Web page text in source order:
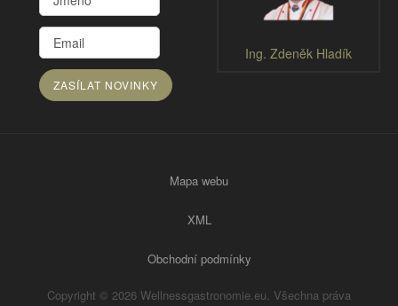
Ing. Zdeněk Hladík
Mapa webu
XML
Obchodní podmínky
Copyright © 2026 Wellnessgastronomie.eu. Všechna práva